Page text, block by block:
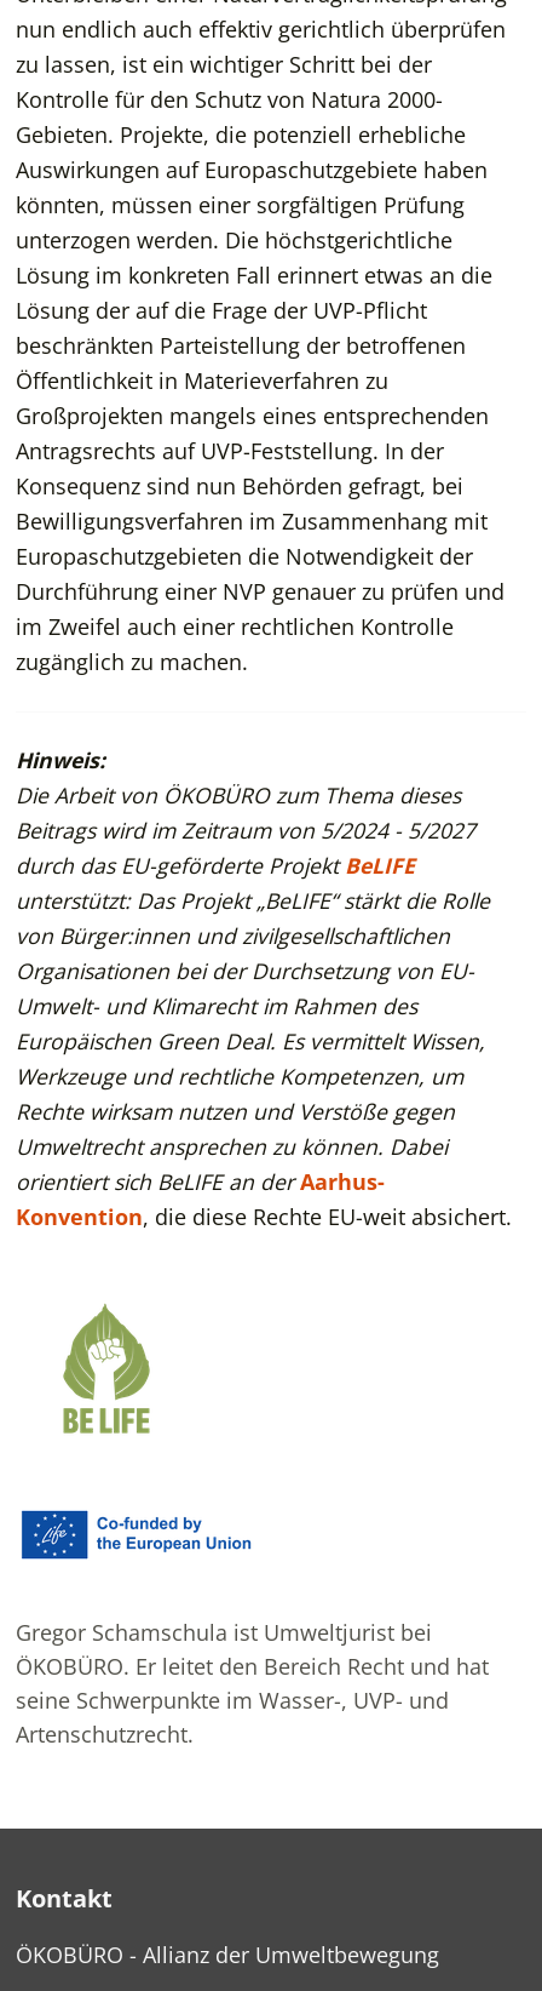
nun endlich auch effektiv gerichtlich überprüfen
zu lassen, ist ein wichtiger Schritt bei der
Kontrolle für den Schutz von Natura 2000-
Gebieten. Projekte, die potenziell erhebliche
Auswirkungen auf Europaschutzgebiete haben
könnten, müssen einer sorgfältigen Prüfung
unterzogen werden. Die höchstgerichtliche
Lösung im konkreten Fall erinnert etwas an die
Lösung der auf die Frage der UVP-Pflicht
beschränkten Parteistellung der betroffenen
Öffentlichkeit in Materieverfahren zu
Großprojekten mangels eines entsprechenden
Antragsrechts auf UVP-Feststellung. In der
Konsequenz sind nun Behörden gefragt, bei
Bewilligungsverfahren im Zusammenhang mit
Europaschutzgebieten die Notwendigkeit der
Durchführung einer NVP genauer zu prüfen und
im Zweifel auch einer rechtlichen Kontrolle
zugänglich zu machen.
Hinweis:
Die Arbeit von ÖKOBÜRO zum Thema dieses
Beitrags wird im Zeitraum von 5/2024 - 5/2027
durch das EU-geförderte ProjektBeLIFE
unterstützt: Das Projekt „BeLIFE“ stärkt die Rolle
von Bürger:innen und zivilgesellschaftlichen
Organisationen bei der Durchsetzung von EU-
Umwelt- und Klimarecht im Rahmen des
Europäischen Green Deal. Es vermittelt Wissen,
Werkzeuge und rechtliche Kompetenzen, um
Rechte wirksam nutzen und Verstöße gegen
Umweltrecht ansprechen zu können. Dabei
orientiert sich BeLIFE an derAarhus-
Konvention, die diese Rechte EU-weit absichert.
Gregor Schamschula ist Umweltjurist bei
ÖKOBÜRO. Er leitet den Bereich Recht und hat
seine Schwerpunkte im Wasser-, UVP- und
Artenschutzrecht.
Kontakt
ÖKOBÜRO - Allianz der Umweltbewegung